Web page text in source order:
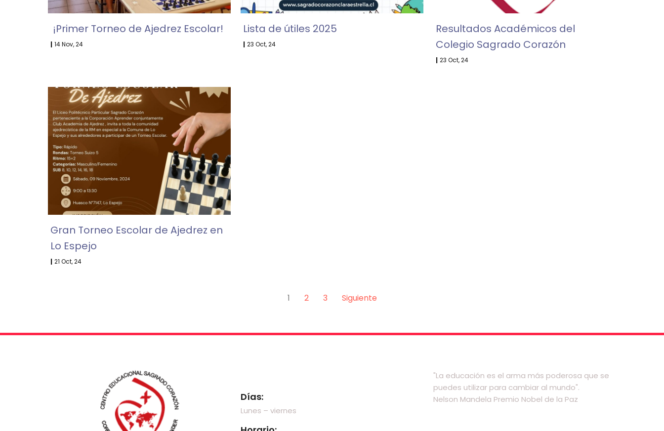
¡Primer Torneo de Ajedrez Escolar!
| 14Nov, 24
Lista de útiles 2025
| 23 Oct, 24
Resultados Académicos del
Colegio Sagrado Corazón
| 23 Oct, 24
Gran Torneo Escolar de Ajedrez en
Lo Espejo
| 21 Oct, 24
1 2 3 Siguiente
Días:
Lunes – viernes
"La educación es el arma más poderosa que se
puedes utilizar para cambiar al mundo".
Nelson Mandela Premio Nobel de la Paz